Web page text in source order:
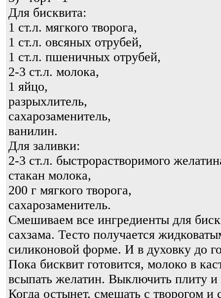
Для бисквита:
1 ст.л. мягкого творога,
1 ст.л. овсяных отрубей,
1 ст.л. пшеничных отрубей,
2-3 ст.л. молока,
1 яйцо,
разрыхлитель,
сахарозаменитель,
ванилин.
Для заливки:
2-3 ст.л. быстрорастворимого
стакан молока,
200 г мягкого творога,
сахарозаменитель.
Смешиваем все ингредиенты для
сахзама. Тесто получается
силиконовой форме. И в духовку до
Пока бисквит готовится, молоко в
всыпать желатин. Выключить плиту и
Когда остынет, смешать с творогом